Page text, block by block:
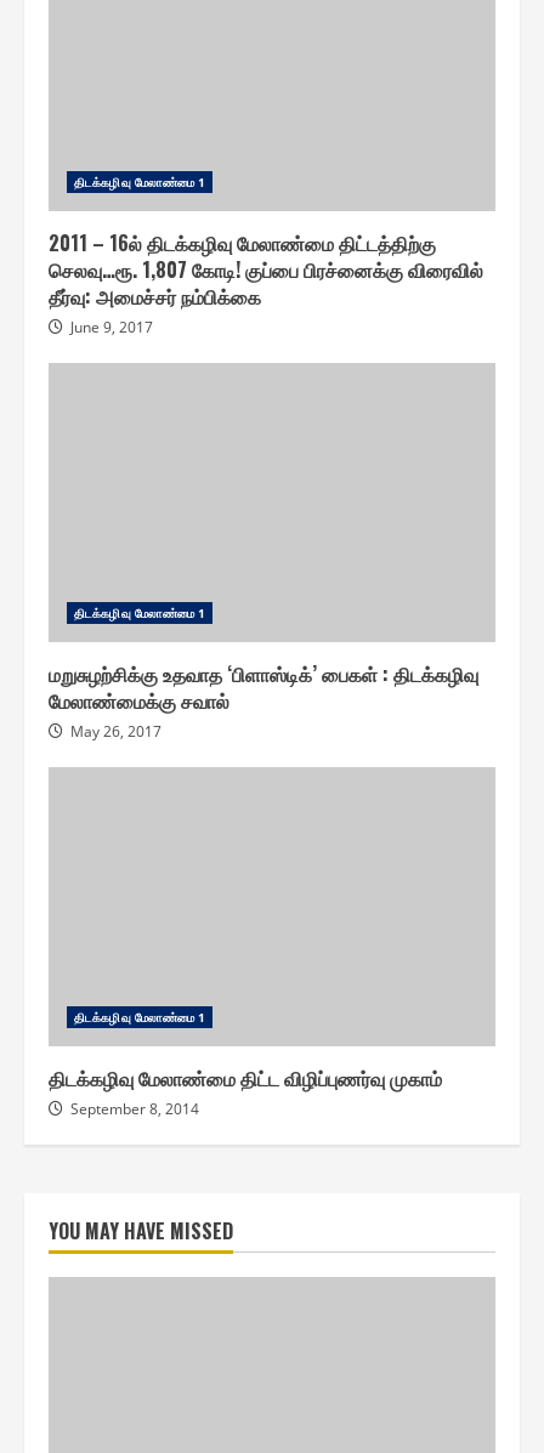
திடக்௧ழிவு மேலாண்மை 1
2011 – 16ல் திடக்கழிவு மேலாண்மை திட்டத்திற்கு
செலவு…ரூ. 1,807 கோடி! குப்பை பிரச்னைக்கு விரைவில்
தீர்வு: அமைச்சர் நம்பிக்கை
June 9, 2017
திடக்௧ழிவு மேலாண்மை 1
மறுசுழற்சிக்கு உதவாத ‘பிளாஸ்டிக்’ பைகள் : திடக்கழிவு
மேலாண்மைக்கு சவால்
May 26, 2017
திடக்௧ழிவு மேலாண்மை 1
திடக்கழிவு மேலாண்மை திட்ட விழிப்புணர்வு முகாம்
September 8, 2014
YOU MAY HAVE MISSED